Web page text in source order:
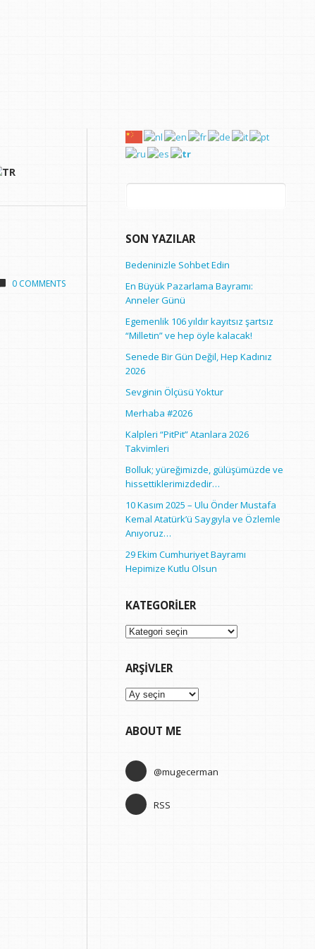
0 COMMENTS
Arama:
SON YAZILAR
Bedeninizle Sohbet Edin
En Büyük Pazarlama Bayramı:
Anneler Günü
Egemenlik 106 yıldır kayıtsız şartsız
“Milletin” ve hep öyle kalacak!
Senede Bir Gün Değil, Hep Kadınız
2026
Sevginin Ölçüsü Yoktur
Merhaba #2026
Kalpleri “PitPit” Atanlara 2026
Takvimleri
Bolluk; yüreğimizde, gülüşümüzde ve
hissettiklerimizdedir…
10 Kasım 2025 – Ulu Önder Mustafa
Kemal Atatürk’ü Saygıyla ve Özlemle
Anıyoruz…
29 Ekim Cumhuriyet Bayramı
Hepimize Kutlu Olsun
KATEGORILER
Kategoriler
ARŞIVLER
Arşivler
ABOUT ME
@mugecerman
RSS